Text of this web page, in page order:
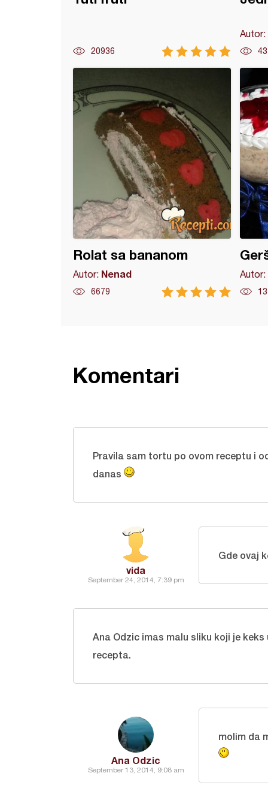
20936
Autor:
Rolat sa bananom
Autor: Nenad
6679
Autor:
Komentari
Pravila sam tortu po ovom receptu i
danas
vida
September 24, 2014, 7:39 pm
Gde ovaj
Ana Odzic imas malu sliku koji je
recepta.
Ana Odzic
September 13, 2014, 9:08 am
molim da